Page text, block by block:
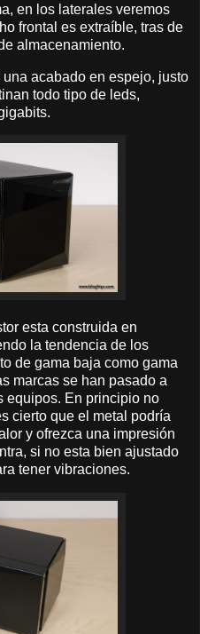
en los laterales veremos
frontal es extraíble, tras de
almacenamiento.
acabado en espejo, justo
todo tipo de leds,
esta construida en
la tendencia de los
de gama baja como gama
marcas se han pasado a
equipos. En principio no
cierto que el metal podría
y ofrezca una impresión
si no esta bien ajustado
tener vibraciones.